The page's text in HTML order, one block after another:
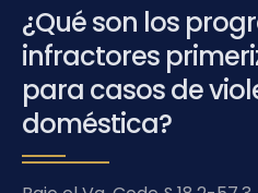
¿Qué son los
infractores
para casos de
doméstica?